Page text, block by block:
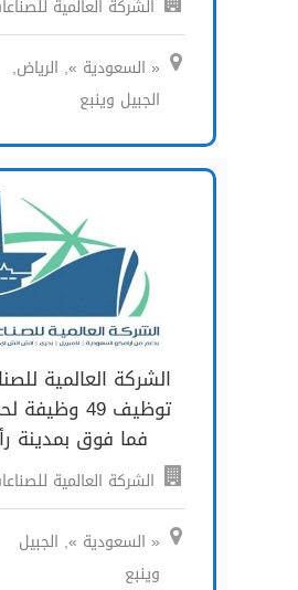
الشركة العالمية
« السعودية », الرياض,
الجبيل وينبع
الشركة العالمية
توظيف 49
فما فوق بمدينة
الشركة العالمية
« السعودية », الجبيل
وينبع